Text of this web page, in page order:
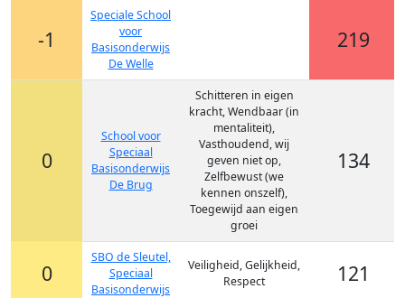
-1
Speciale School
voor
Basisonderwijs
De Welle
219
0
School voor
Speciaal
Basisonderwijs
De Brug
Schitteren in eigen
kracht, Wendbaar (in
mentaliteit),
Vasthoudend, wij
geven niet op,
Zelfbewust (we
kennen onszelf),
Toegewijd aan eigen
groei
134
0
SBO de Sleutel,
Speciaal
Basisonderwijs
Veiligheid, Gelijkheid,
Respect
121